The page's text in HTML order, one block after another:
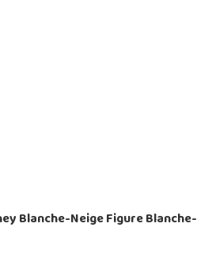
Blanche-Neige Figure Blanche-